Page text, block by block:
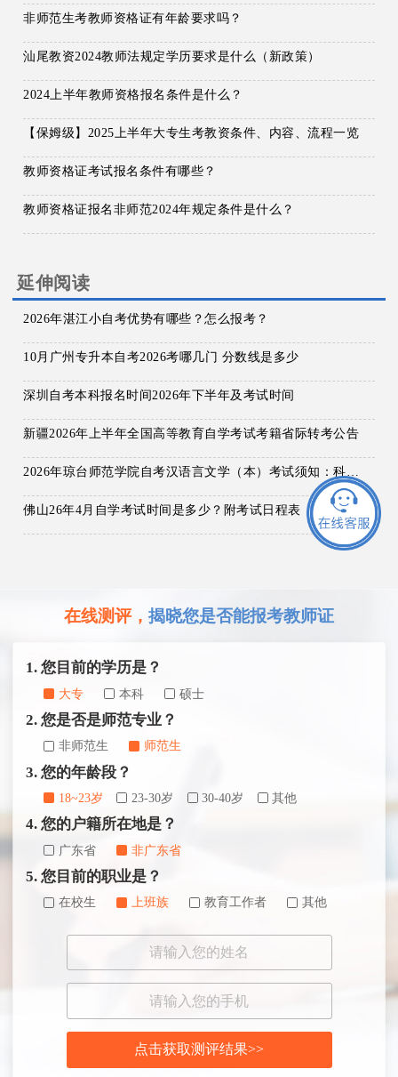
非师范生考教师资格证有年龄要求吗？
汕尾教资2024教师法规定学历要求是什么（新政策）
2024上半年教师资格报名条件是什么？
【保姆级】2025上半年大专生考教资条件、内容、流程一览
教师资格证考试报名条件有哪些？
教师资格证报名非师范2024年规定条件是什么？
延伸阅读
2026年湛江小自考优势有哪些？怎么报考？
10月广州专升本自考2026考哪几门 分数线是多少
深圳自考本科报名时间2026年下半年及考试时间
新疆2026年上半年全国高等教育自学考试考籍省际转考公告
佛山26年4月自学考试时间是多少？附考试日程表
在线测评， 揭晓您是否能报考教师证
1. 您目前的学历是？
大专 本科 硕士
2. 您是否是师范专业？
非师范生 师范生
3. 您的年龄段？
18~23岁 23-30岁 30-40岁 其他
4. 您的户籍所在地是？
广东省 非广东省
5. 您目前的职业是？
在校生 上班族 教育工作者 其他
点击获取测评结果>>